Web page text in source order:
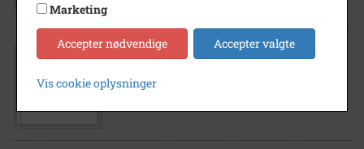
Dragør Sydstrand
Marketing
Accepter nødvendige Accepter valgte
Vis cookie oplysninger